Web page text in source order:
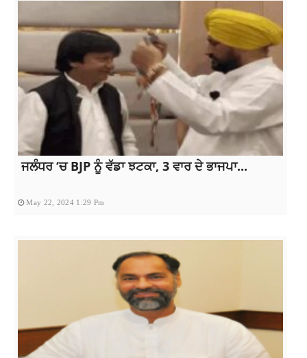
ਜਲੰਧਰ ‘ਚ BJP ਨੂੰ ਵੱਡਾ ਝਟਕਾ, 3 ਵਾਰ ਦੇ ਭਾਜਪਾ...
May 22, 2024 1:29 Pm